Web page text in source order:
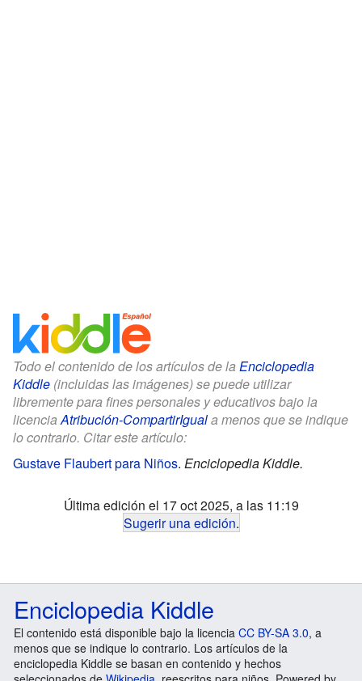
Todo el contenido de los artículos de la Enciclopedia
Kiddle (incluidas las imágenes) se puede utilizar
libremente para fines personales y educativos bajo la
licenciaAtribución-CompartirIguala menos que se indique
lo contrario. Citar este artículo:
Gustave Flaubert para Niños. Enciclopedia Kiddle.
Última edición el 17 oct 2025, a las 11:19
Sugerir una edición.
Enciclopedia Kiddle
El contenido está disponible bajo la licencia CC BY-SA 3.0, a
menos que se indique lo contrario. Los artículos de la
enciclopedia Kiddle se basan en contenido y hechos